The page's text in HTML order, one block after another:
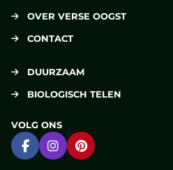
OVER VERSE OOGST
CONTACT
DUURZAAM
BIOLOGISCH TELEN
VOLG ONS
Ga naar Facebook
Ga naar Instagram
Ga naar Pinterest